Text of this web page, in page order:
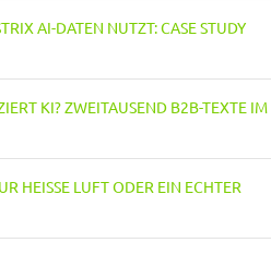
AI-DATEN NUTZT: CASE STUDY
KI? ZWEITAUSEND B2B-TEXTE IM
HEISSE LUFT ODER EIN ECHTER T